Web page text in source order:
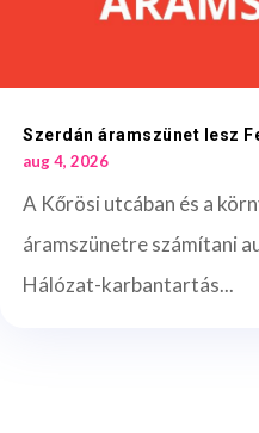
Szerdán áramszünet lesz
aug 4, 2026
A Kőrösi utcában és a
áramszünetre számítani
Hálózat-karbantartás...